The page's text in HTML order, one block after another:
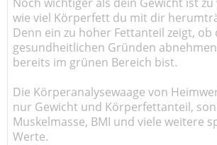
wie viel Körperfett du mit dir
Denn ein zu hoher Fettanteil zeigt, ob
gesundheitlichen Gründen
bereits im grünen Bereich bist.
Die Körperanalysewaage von
nur Gewicht und Körperfettanteil,
Muskelmasse, BMI und viele weitere
Werte.